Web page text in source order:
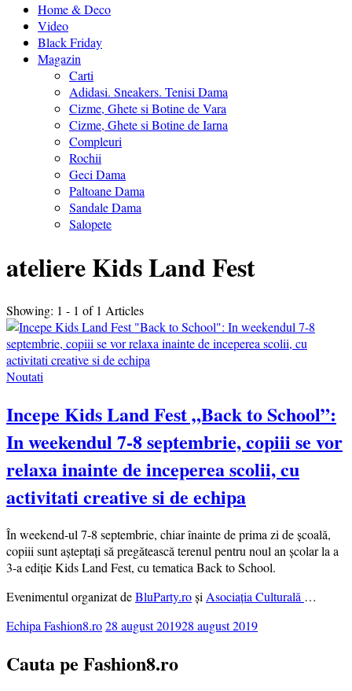
Home & Deco
Video
Black Friday
Magazin
Carti
Adidasi. Sneakers. Tenisi Dama
Cizme, Ghete si Botine de Vara
Cizme, Ghete si Botine de Iarna
Compleuri
Rochii
Geci Dama
Paltoane Dama
Sandale Dama
Salopete
ateliere Kids Land Fest
Showing: 1 - 1 of 1 Articles
Noutati
Incepe Kids Land Fest „Back to School”:
In weekendul 7-8 septembrie, copiii se vor
relaxa inainte de inceperea scolii, cu
activitati creative si de echipa
În weekend-ul 7-8 septembrie, chiar înainte de prima zi de școală,
copiii sunt așteptați să pregătească terenul pentru noul an școlar la a
3-a ediție Kids Land Fest, cu tematica Back to School.
Evenimentul organizat deBluParty.roșiAsociația Culturală …
Echipa Fashion8.ro28 august 201928 august 2019
Cauta pe Fashion8.ro